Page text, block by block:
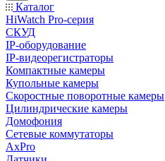
Каталог
HiWatch Pro-серия
CКУД
IP-оборудование
IP-видеорегистраторы
Компактные камеры
Купольные камеры
Скоростные поворотные камеры
Цилиндрические камеры
Домофония
Сетевые коммутаторы
AxPro